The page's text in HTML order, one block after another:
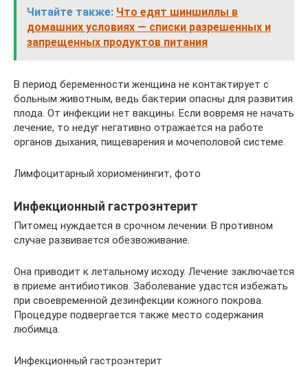
Читайте также: Что едят шиншиллы в
домашних условиях — списки разрешенных и
запрещенных продуктов питания
В период беременности женщина не контактирует с
больным животным, ведь бактерии опасны для развития
плода. От инфекции нет вакцины. Если вовремя не начать
лечение, то недуг негативно отражается на работе
органов дыхания, пищеварения и мочеполовой системе.
Лимфоцитарный хориоменингит, фото
Инфекционный гастроэнтерит
Питомец нуждается в срочном лечении. В противном
случае развивается обезвоживание.
Она приводит к летальному исходу. Лечение заключается
в приеме антибиотиков. Заболевание удастся избежать
при своевременной дезинфекции кожного покрова.
Процедуре подвергается также место содержания
любимца.
Инфекционный гастроэнтерит